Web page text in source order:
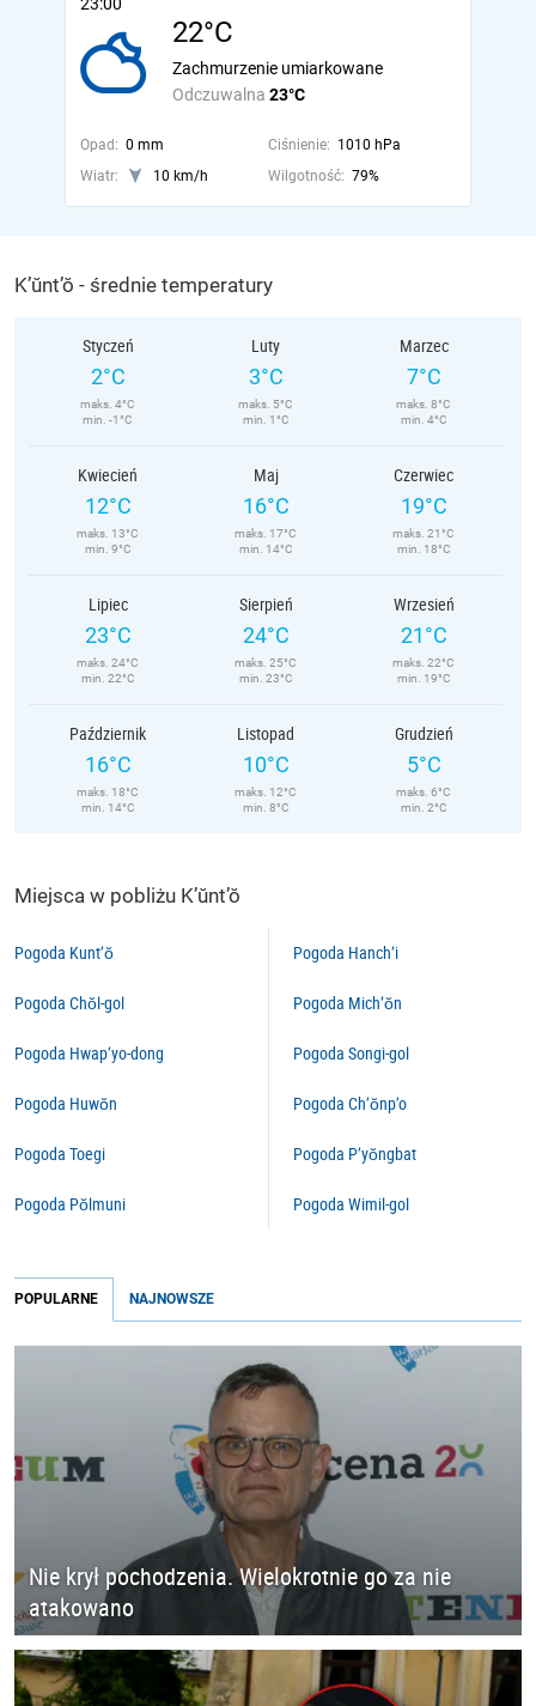
22°C
Odczuwalna 23°C
Zachmurzenie umiarkowane
Opad: 0 mm Ciśnienie: 1010 hPa
Wiatr:
10 km/h Wilgotność: 79%
K’ŭnt’ŏ - średnie temperatury
Styczeń
2°C
maks. 4°C
min. -1°C
Luty
3°C
maks. 5°C
min. 1°C
Marzec
7°C
maks. 8°C
min. 4°C
Kwiecień
12°C
maks. 13°C
min. 9°C
Maj
16°C
maks. 17°C
min. 14°C
Czerwiec
19°C
maks. 21°C
min. 18°C
Lipiec
23°C
maks. 24°C
min. 22°C
Sierpień
24°C
maks. 25°C
min. 23°C
Wrzesień
21°C
maks. 22°C
min. 19°C
Październik
16°C
maks. 18°C
min. 14°C
Listopad
10°C
maks. 12°C
min. 8°C
Grudzień
5°C
maks. 6°C
min. 2°C
Miejsca w pobliżu K’ŭnt’ŏ
Pogoda Kunt’ŏ
Pogoda Chŏl-gol
Pogoda Hwap’yo-dong
Pogoda Huwŏn
Pogoda Toegi
Pogoda Pŏlmuni
Pogoda Hanch’i
Pogoda Mich’ŏn
Pogoda Songi-gol
Pogoda Ch’ŏnp’o
Pogoda P’yŏngbat
Pogoda Wimil-gol
POPULARNE NAJNOWSZE
Nie krył pochodzenia. Wielokrotnie go za nie
atakowano